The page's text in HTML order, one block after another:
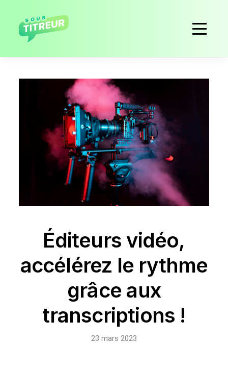
Éditeurs vidéo,
accélérez le rythme
grâce aux
transcriptions !
23 mars 2023